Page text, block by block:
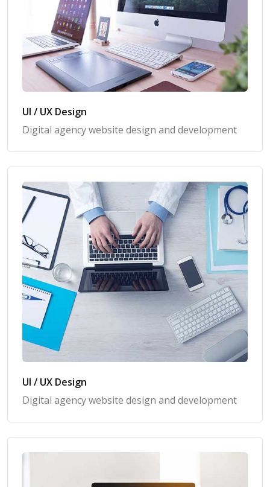
UI / UX Design
Digital agency website design and development
UI / UX Design
Digital agency website design and development